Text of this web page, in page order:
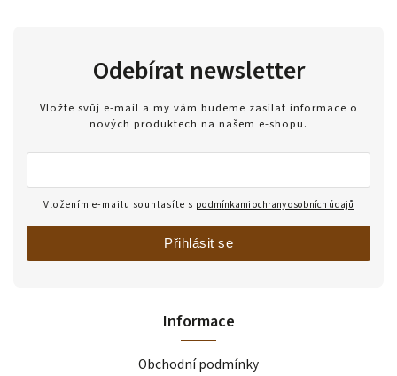
Informace
Obchodní podmínky
Odebírat newsletter
Vložte svůj e-mail a my vám budeme zasílat informace o
nových produktech na našem e-shopu.
Vložením e-mailu souhlasíte s podmínkami ochrany osobních údajů
Přihlásit se